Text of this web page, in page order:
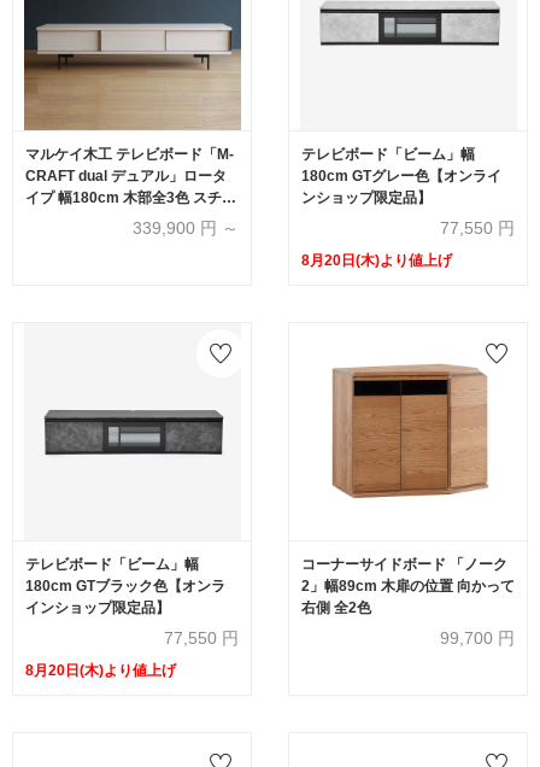
マルケイ木工 テレビボード「M-
CRAFT dual デュアル」ロータ
イプ 幅180cm 木部全3色 スチー
ル脚ブラック【受注生産品】
339,900 円 ～
テレビボード「ビーム」幅
180cm GTグレー色【オンライ
ンショップ限定品】
77,550 円
8月20日(木)より値上げ
テレビボード「ビーム」幅
180cm GTブラック色【オンラ
インショップ限定品】
77,550 円
8月20日(木)より値上げ
コーナーサイドボード 「ノーク
2」幅89cm 木扉の位置 向かって
右側 全2色
99,700 円